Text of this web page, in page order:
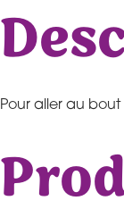
Pour aller au